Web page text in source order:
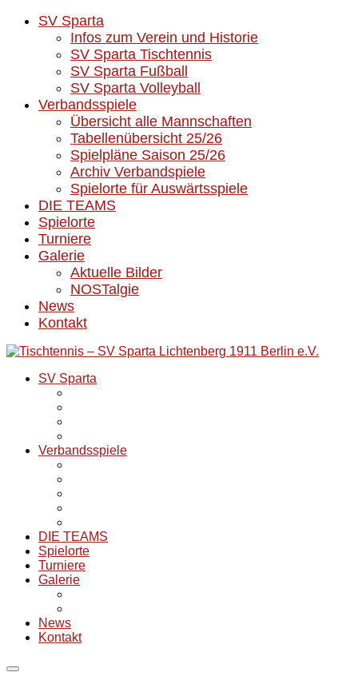
SV Sparta
Infos zum Verein und Historie
SV Sparta Tischtennis
SV Sparta Fußball
SV Sparta Volleyball
Verbandsspiele
Übersicht alle Mannschaften
Tabellenübersicht 25/26
Spielpläne Saison 25/26
Archiv Verbandspiele
Spielorte für Auswärtsspiele
DIE TEAMS
Spielorte
Turniere
Galerie
Aktuelle Bilder
NOSTalgie
News
Kontakt
SV Sparta
Verbandsspiele
DIE TEAMS
Spielorte
Turniere
Galerie
News
Kontakt